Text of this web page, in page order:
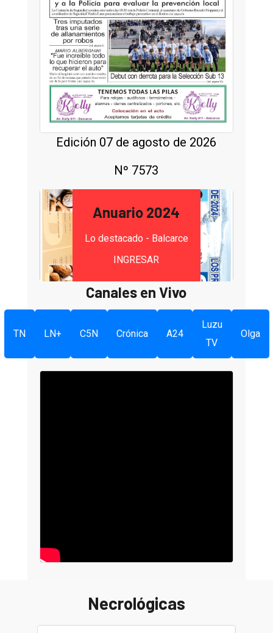
Edición 07 de agosto de 2026
Nº 7573
Anuario 2024
Lo destacado - Balcarce
INGRESAR
Canales en Vivo
TN LN+ C5N Crónica A24
Luzu
TV
Olga
Necrológicas